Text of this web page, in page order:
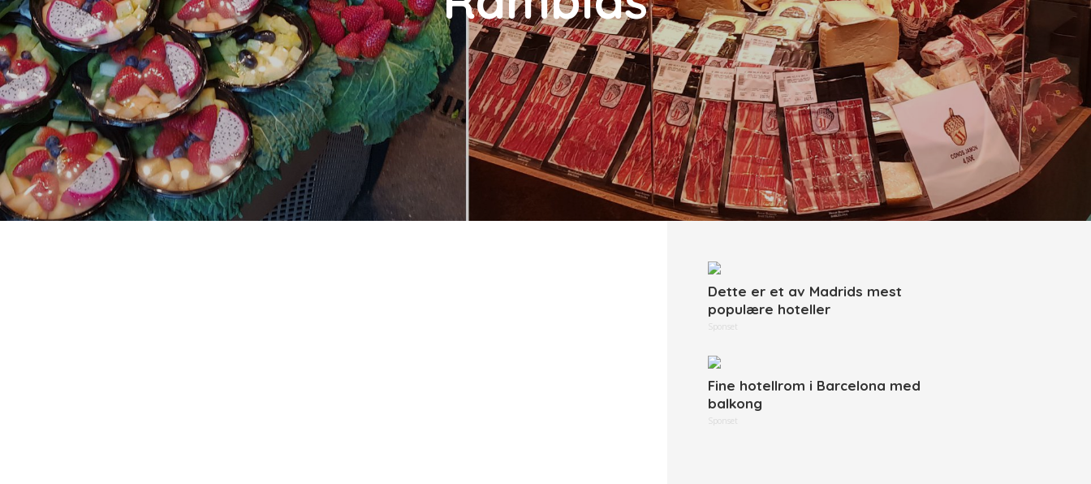
Dette er et av Madrids mest
populære hoteller
Sponset
Fine hotellrom i Barcelona med
balkong
Sponset